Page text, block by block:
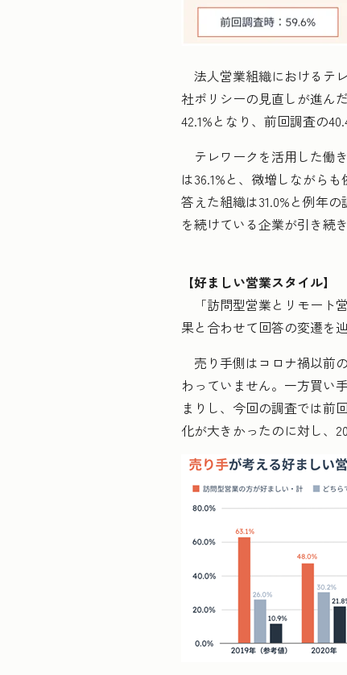
法人営業組織におけるテ
社ポリシーの見直しが進ん
42.1%となり、前回調査の
テレワークを活用した働
は36.1%と、微増しながら
答えた組織は31.0%と例年
を続けている企業が引き続
【好ましい営業スタイル】
「訪問型営業とリモート
果と合わせて回答の変遷を
売り手側はコロナ禍以前
わっていません。一方買い
まりし、今回の調査では前
化が大きかったのに対し、